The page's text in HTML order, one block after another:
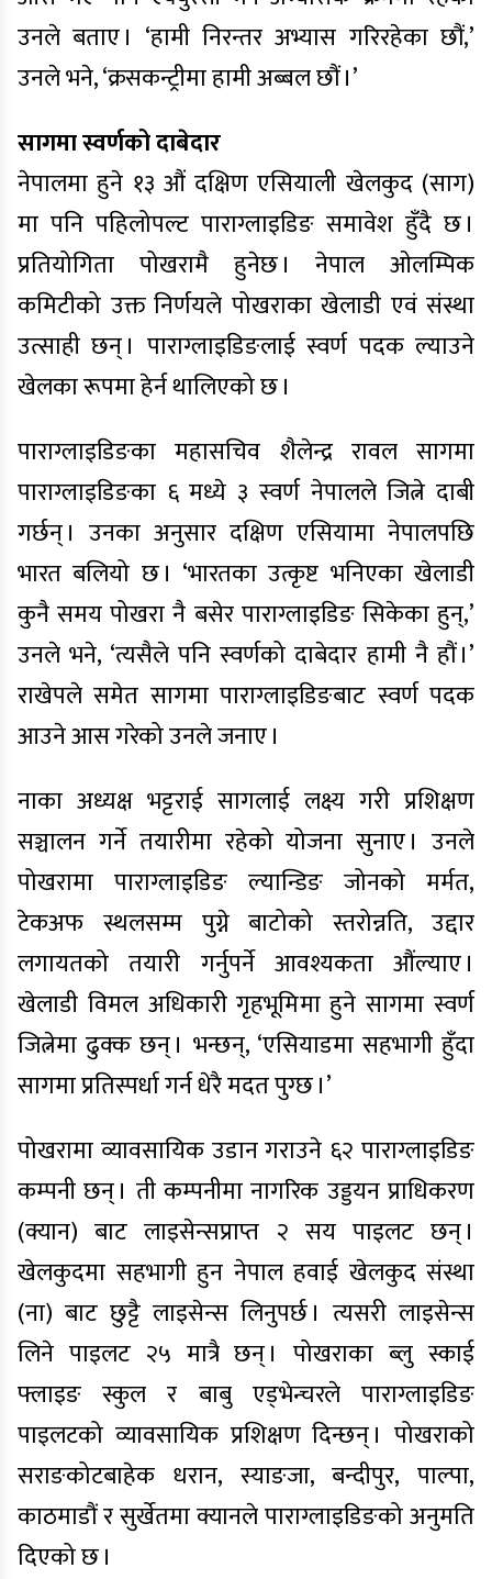
उनले बताए । ‘हामी निरन्तर अभ्यास गरिरहेका छौं,’
उनले भने, ‘क्रसकन्ट्रीमा हामी अब्बल छौं ।’
सागमा स्वर्णको दाबेदार
नेपालमा हुने १३ औं दक्षिण एसियाली खेलकुद (साग)
मा पनि पहिलोपल्ट पाराग्लाइडिङ समावेश हुँदै छ ।
प्रतियोगिता पोखरामै हुनेछ । नेपाल ओलम्पिक
कमिटीको उक्त निर्णयले पोखराका खेलाडी एवं संस्था
उत्साही छन् । पाराग्लाइडिङलाई स्वर्ण पदक ल्याउने
खेलका रूपमा हेर्न थालिएको छ ।
पाराग्लाइडिङका महासचिव शैलेन्द्र रावल सागमा
पाराग्लाइडिङका ६ मध्ये ३ स्वर्ण नेपालले जित्ने दाबी
गर्छन् । उनका अनुसार दक्षिण एसियामा नेपालपछि
भारत बलियो छ । ‘भारतका उत्कृष्ट भनिएका खेलाडी
कुनै समय पोखरा नै बसेर पाराग्लाइडिङ सिकेका हुन्,’
उनले भने, ‘त्यसैले पनि स्वर्णको दाबेदार हामी नै हौं ।’
राखेपले समेत सागमा पाराग्लाइडिङबाट स्वर्ण पदक
आउने आस गरेको उनले जनाए ।
नाका अध्यक्ष भट्टराई सागलाई लक्ष्य गरी प्रशिक्षण
सञ्चालन गर्ने तयारीमा रहेको योजना सुनाए । उनले
पोखरामा पाराग्लाइडिङ ल्यान्डिङ जोनको मर्मत,
टेकअफ स्थलसम्म पुग्ने बाटोको स्तरोन्नति, उद्दार
लगायतको तयारी गर्नुपर्ने आवश्यकता औंल्याए ।
खेलाडी विमल अधिकारी गृहभूमिमा हुने सागमा स्वर्ण
जित्नेमा ढुक्क छन् । भन्छन्, ‘एसियाडमा सहभागी हुँदा
सागमा प्रतिस्पर्धा गर्न धेरै मदत पुग्छ ।’
पोखरामा व्यावसायिक उडान गराउने ६२ पाराग्लाइडिङ
कम्पनी छन् । ती कम्पनीमा नागरिक उड्डयन प्राधिकरण
(क्यान) बाट लाइसेन्सप्राप्त २ सय पाइलट छन् ।
खेलकुदमा सहभागी हुन नेपाल हवाई खेलकुद संस्था
(ना) बाट छुट्टै लाइसेन्स लिनुपर्छ । त्यसरी लाइसेन्स
लिने पाइलट २५ मात्रै छन् । पोखराका ब्लु स्काई
फ्लाइङ स्कुल र बाबु एड्भेन्चरले पाराग्लाइडिङ
पाइलटको व्यावसायिक प्रशिक्षण दिन्छन् । पोखराको
सराङकोटबाहेक धरान, स्याङजा, बन्दीपुर, पाल्पा,
काठमाडौं र सुर्खेतमा क्यानले पाराग्लाइडिङको अनुमति
दिएको छ ।